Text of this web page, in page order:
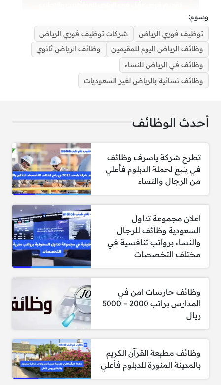
وظائف في الرياض للنساء والرجال حملة الثانوية فأعلي
1- مطلوب ‏محاسب
الشروط المطلوبة:
حاصل على دبلوم محاسبة (حديث التخرج)
لا يُشترط وجود خبرة عملية سابقة
يُفضّل وجود خبرة تدريبية مثل: التدريب
التعاوني، برنامج تمهير، أو العمل التطوعي
إجادة متوسطة للغة الإنجليزية
الإقامة في جنوب أو شرق الرياض
للتقديم يرجى مشاركة السيرة الذاتية مع كتابة
المسمى في العنوان على البريد الالكتروني:‏‌
2- مطلوب اخصائي تسويق
الشروط:
الجنس:
ذكور فقط
الجنسية:
سعودي
المؤهل:درجة البكالوريوس في التسويق أو ما
وسوم:
توظيف فوري الرياض
شركات توظيف فوري الرياض
وظائف الرياض اليوم للمقيمين
وظائف الرياض ثانوي
وظائف في الرياض للنساء
وظائف نسائية بالرياض لغير السعوديات
أحدث الوظائف
تطرح شركة ياسرف وظائف
في ينبع لحملة الدبلوم فأعلي
من الرجال والنساء
اعلان مجموعة تداول
السعودية وظائف للرجال
والنساء برواتب تنافسية في
مختلف التخصصات
وظائف حارسات امن في
المدارس براتب 2000 – 5000
ريال
وظائف مطبعة القرآن الكريم
بالمدينة المنورة للدبلوم فأعلي